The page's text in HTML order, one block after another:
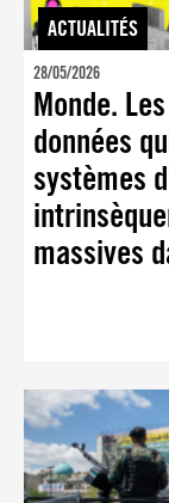
ACTUALITÉS
28/05/2026
Monde.
données
systèmes
massives